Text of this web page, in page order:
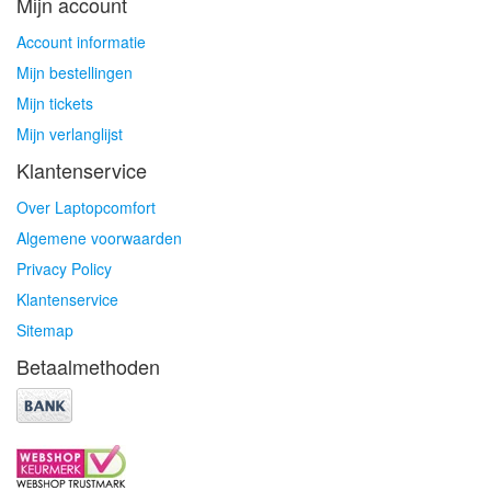
Account informatie
Mijn bestellingen
Mijn tickets
Mijn verlanglijst
Klantenservice
Over Laptopcomfort
Algemene voorwaarden
Privacy Policy
Klantenservice
Sitemap
Betaalmethoden